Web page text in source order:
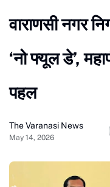
वाराणसी नगर
‘नो फ्यूल डे’,
पहल
The Varanasi News
May 14, 2026